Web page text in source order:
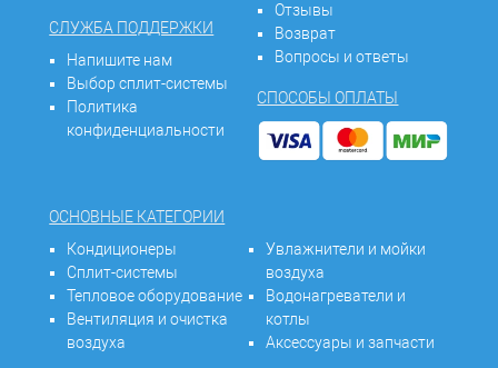
СЛУЖБА ПОДДЕРЖКИ
Напишите нам
Выбор сплит-системы
Политика
конфиденциальности
Отзывы
Возврат
Вопросы и ответы
СПОСОБЫ ОПЛАТЫ
ОСНОВНЫЕ КАТЕГОРИИ
Кондиционеры
Сплит-системы
Тепловое оборудование
Вентиляция и очистка
воздуха
Увлажнители и мойки
воздуха
Водонагреватели и
котлы
Аксессуары и запчасти